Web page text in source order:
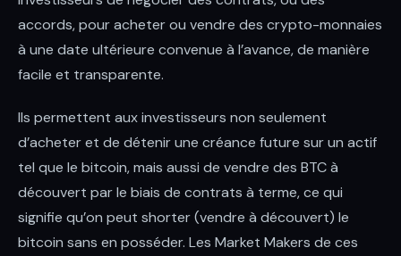
accords, pour acheter ou vendre des crypto-monnaies
à une date ultérieure convenue à l’avance, de manière
facile et transparente.
Ils permettent aux investisseurs non seulement
d’acheter et de détenir une créance future sur un actif
tel que le bitcoin, mais aussi de vendre des BTC à
découvert par le biais de contrats à terme, ce qui
signifie qu’on peut shorter (vendre à découvert) le
bitcoin sans en posséder. Les Market Makers de ces